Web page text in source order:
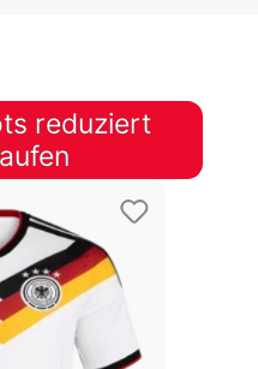
reduziert